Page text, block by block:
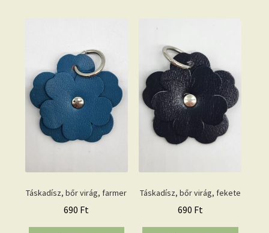
Táskadísz, bőr virág, farmer
690 Ft
Táskadísz, bőr virág, fekete
690 Ft